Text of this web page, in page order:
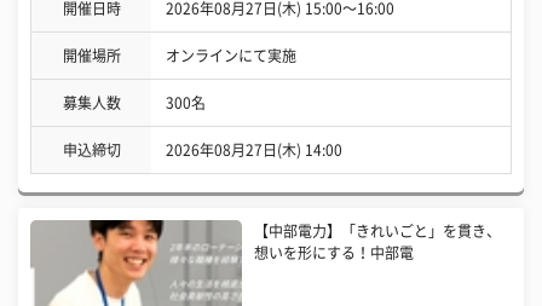
開催日時 2026年08月27日(木) 15:00〜16:00
開催場所 オンラインにて実施
募集人数 300名
申込締切 2026年08月27日(木) 14:00
【中部電力】「きれいごと」を貫き、
想いを形にする！中部電